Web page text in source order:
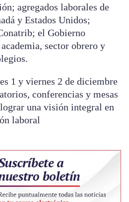
agregados laborales de
y Estados Unidos;
el Gobierno
sector obrero y
1 y viernes 2 de diciembre
conferencias y mesas
una visión integral en
laboral